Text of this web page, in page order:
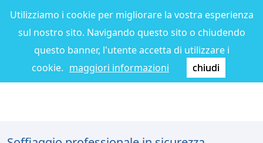
Utilizziamo i cookie per migliorare la vostra esperienza
sul nostro sito. Navigando questo sito o chiudendo
questo banner, l'utente accetta di utilizzare i
cookie. maggiori informazioni chiudi